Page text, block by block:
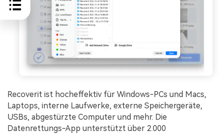
Recoverit ist hocheffektiv für Windows-PCs und Macs,
Laptops, interne Laufwerke, externe Speichergeräte,
USBs, abgestürzte Computer und mehr. Die
Datenrettungs-App unterstützt über 2.000